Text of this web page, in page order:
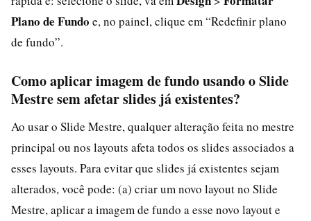
Plano de Fundo e, no painel, clique em “Redefinir plano
de fundo”.
Como aplicar imagem de fundo usando o Slide
Mestre sem afetar slides já existentes?
Ao usar o Slide Mestre, qualquer alteração feita no mestre
principal ou nos layouts afeta todos os slides associados a
esses layouts. Para evitar que slides já existentes sejam
alterados, você pode: (a) criar um novo layout no Slide
Mestre, aplicar a imagem de fundo a esse novo layout e